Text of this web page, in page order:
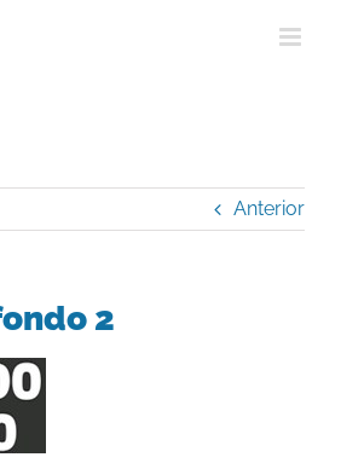
Anterior
2